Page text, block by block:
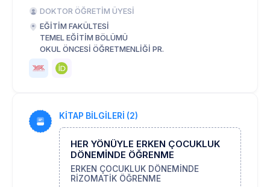
DOKTOR ÖĞRETİM ÜYESİ
EĞİTİM FAKÜLTESİ
TEMEL EĞİTİM BÖLÜMÜ
OKUL ÖNCESİ ÖĞRETMENLİĞİ PR.
KİTAP BİLGİLERİ (2)
HER YÖNÜYLE ERKEN ÇOCUKLUK
DÖNEMİNDE ÖĞRENME
ERKEN ÇOCUKLUK DÖNEMİNDE
RİZOMATİK ÖĞRENME